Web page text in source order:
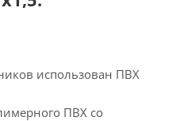
использован ПВХ
ПВХ со